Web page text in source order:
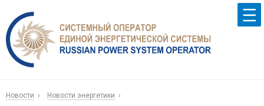
Новости Новости энергетики